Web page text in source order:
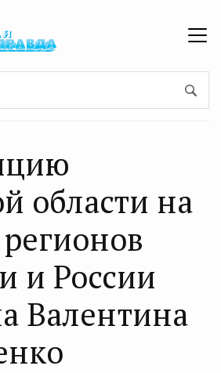
области на
и России
Валентина